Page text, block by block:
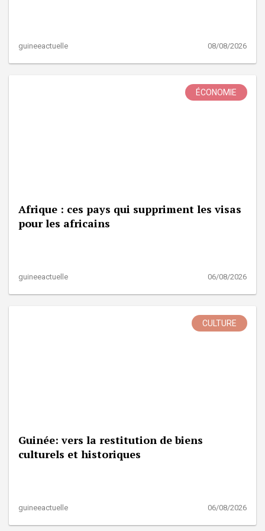
guineeactuelle 08/08/2026
ÉCONOMIE
Afrique : ces pays qui suppriment les visas
pour les africains
guineeactuelle 06/08/2026
CULTURE
Guinée: vers la restitution de biens
culturels et historiques
guineeactuelle 06/08/2026